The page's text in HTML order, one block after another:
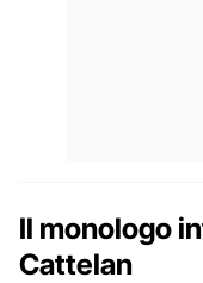
Il monologo
Cattelan